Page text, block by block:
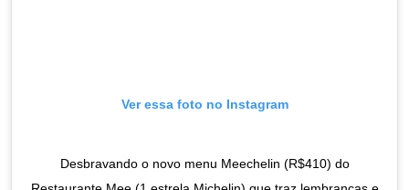
Ver essa foto no Instagram
Desbravando o novo menu Meechelin (R$410) do